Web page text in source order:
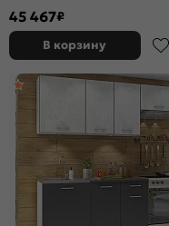
45 467₽
В корзину